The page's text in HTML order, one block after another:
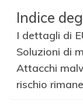
Indice
I dettagli di
Soluzioni di
Attacchi
rischio